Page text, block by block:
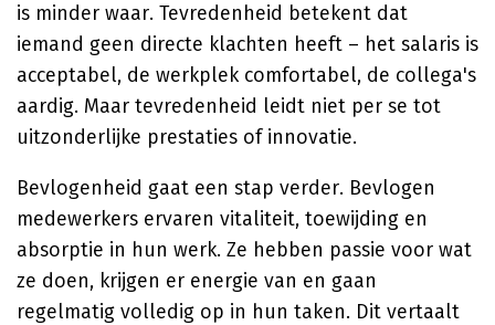
is minder waar. Tevredenheid betekent dat
iemand geen directe klachten heeft – het salaris is
acceptabel, de werkplek comfortabel, de collega's
aardig. Maar tevredenheid leidt niet per se tot
uitzonderlijke prestaties of innovatie.
Bevlogenheid gaat een stap verder. Bevlogen
medewerkers ervaren vitaliteit, toewijding en
absorptie in hun werk. Ze hebben passie voor wat
ze doen, krijgen er energie van en gaan
regelmatig volledig op in hun taken. Dit vertaalt